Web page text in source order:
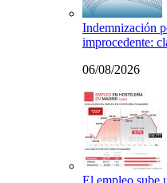
Indemnización
improcedente:
06/08/2026